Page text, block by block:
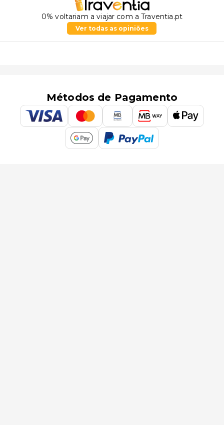
0% voltariam a viajar com a Traventia.pt
Ver todas as opiniões
Métodos de Pagamento